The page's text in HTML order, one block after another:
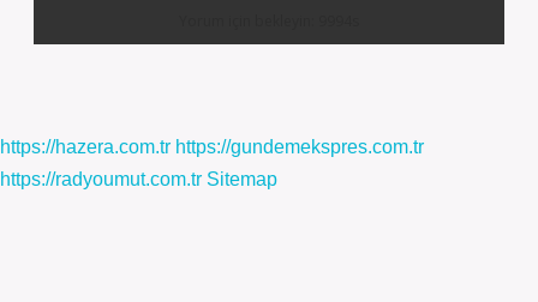
https://hazera.com.tr https://gundemekspres.com.tr
https://radyoumut.com.tr Sitemap